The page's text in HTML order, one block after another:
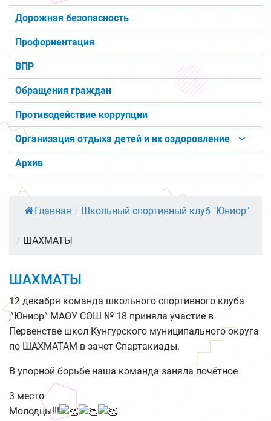
Дорожная безопасность
Профориентация
ВПР
Обращения граждан
Противодействие коррупции
Организация отдыха детей и их оздоровление
Архив
Главная / Школьный спортивный клуб "Юниор"
/ ШАХМАТЫ
ШАХМАТЫ
12 декабря команда школьного спортивного клуба
,”Юниор” МАОУ СОШ № 18 приняла участие в
Первенстве школ Кунгурского муниципального округа
по ШАХМАТАМ в зачет Спартакиады.
В упорной борьбе наша команда заняла почётное
3 место
Молодцы!!!